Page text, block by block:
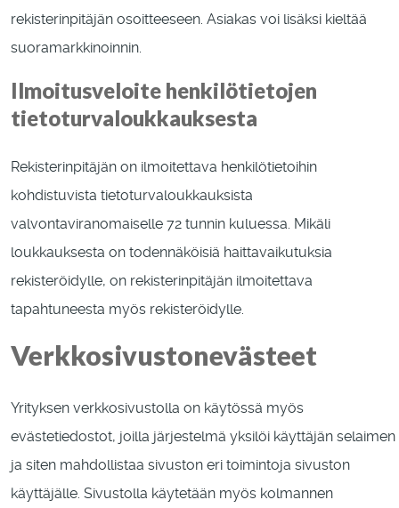
rekisterinpitäjän osoitteeseen. Asiakas voi lisäksi kieltää
suoramarkkinoinnin.
Ilmoitusveloite henkilötietojen
tietoturvaloukkauksesta
Rekisterinpitäjän on ilmoitettava henkilötietoihin
kohdistuvista tietoturvaloukkauksista
valvontaviranomaiselle 72 tunnin kuluessa. Mikäli
loukkauksesta on todennäköisiä haittavaikutuksia
rekisteröidylle, on rekisterinpitäjän ilmoitettava
tapahtuneesta myös rekisteröidylle.
Verkkosivustonevästeet
Yrityksen verkkosivustolla on käytössä myös
evästetiedostot, joilla järjestelmä yksilöi käyttäjän selaimen
ja siten mahdollistaa sivuston eri toimintoja sivuston
käyttäjälle. Sivustolla käytetään myös kolmannen